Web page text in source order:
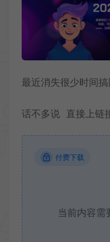
最近消失很少时间
话不多说 直接上链
付费下载
当前内容需